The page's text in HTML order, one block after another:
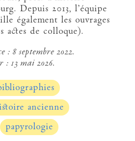
Depuis 2013, l’équipe
également les ouvrages
actes de colloque).
: 8 septembre 2022.
:13 mai 2026.
ancienne
papyrologie